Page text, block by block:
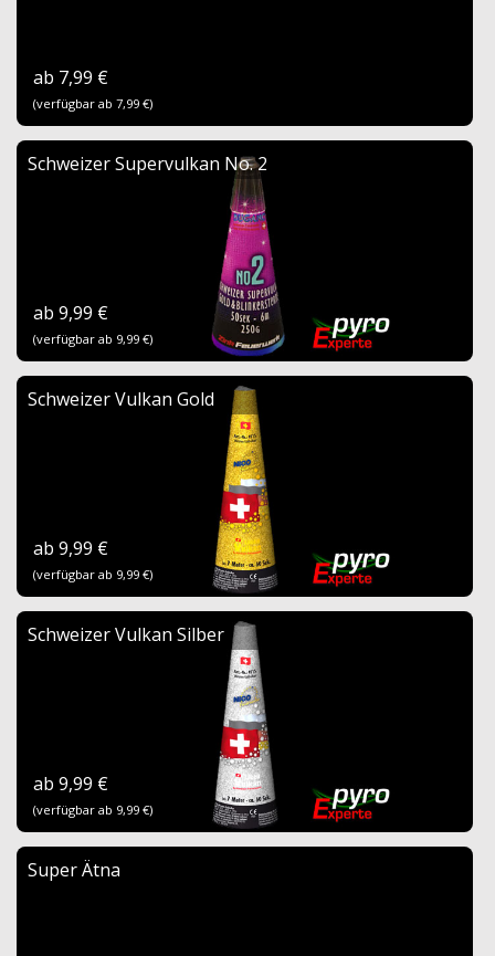
ab 7,99 €
(verfügbar ab 7,99 €)
Schweizer Supervulkan No. 2
ab 9,99 €
(verfügbar ab 9,99 €)
Schweizer Vulkan Gold
ab 9,99 €
(verfügbar ab 9,99 €)
Schweizer Vulkan Silber
ab 9,99 €
(verfügbar ab 9,99 €)
Super Ätna